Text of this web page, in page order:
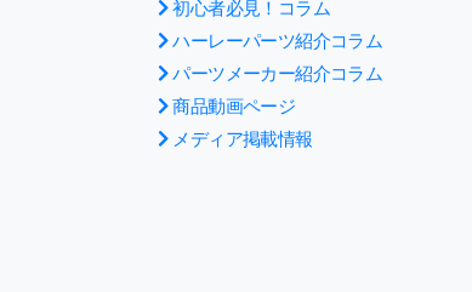
初心者必見！コラム
ハーレーパーツ紹介コラム
パーツメーカー紹介コラム
商品動画ページ
メディア掲載情報